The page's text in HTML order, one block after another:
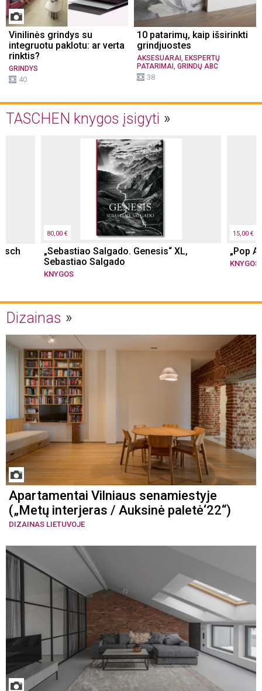
Vinilinės grindys su
integruotu paklotu: ar verta
rinktis?
GRINDYS
40
10 patarimų, kaip išsirinkti
grindjuostes
AKSESUARAI EKSPERTŲ
PATARIMAI GRINDŲ ABC
38
TASCHEN knygos įsigyti
80,00 €
„Sebastiao Salgado. Genesis“ XL,
Sebastiao Salgado
KNYGOS
15,00 €
„Pop
KNYGOS
Dizainas
Apartamentai Vilniaus senamiestyje
(„Metų interjeras / Auksinė paletė‘22“)
DIZAINAS LIETUVOJE